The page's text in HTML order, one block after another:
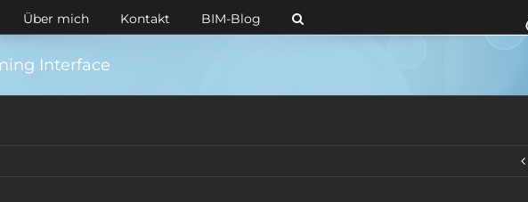
Über mich Kontakt BIM-Blog
Interface